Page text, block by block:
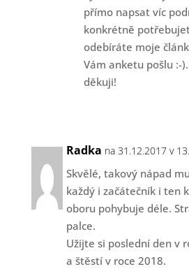
přímo napsat víc
konkrétně
odebíráte moje
Vám anketu pošlu :-
děkuji!
Radka na 31.12.2017 v
Skvělé, takový nápad
každý i začátečník i ten
oboru pohybuje déle.
palce.
Užijte si poslední den v
a štěstí v roce 2018.